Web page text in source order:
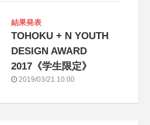
結果発表
TOHOKU + N YOUTH
DESIGN AWARD
2017《学生限定》
2019/03/21 10:00